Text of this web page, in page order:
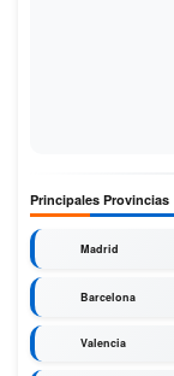
Principales Provincias
Madrid
Barcelona
Valencia